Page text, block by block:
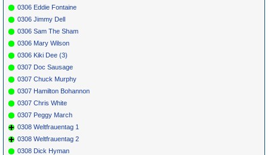
0306 Eddie Fontaine
0306 Jimmy Dell
0306 Sam The Sham
0306 Mary Wilson
0306 Kiki Dee (3)
0307 Doc Sausage
0307 Chuck Murphy
0307 Hamilton Bohannon
0307 Chris White
0307 Peggy March
0308 Weltfrauentag 1
0308 Weltfrauentag 2
0308 Dick Hyman